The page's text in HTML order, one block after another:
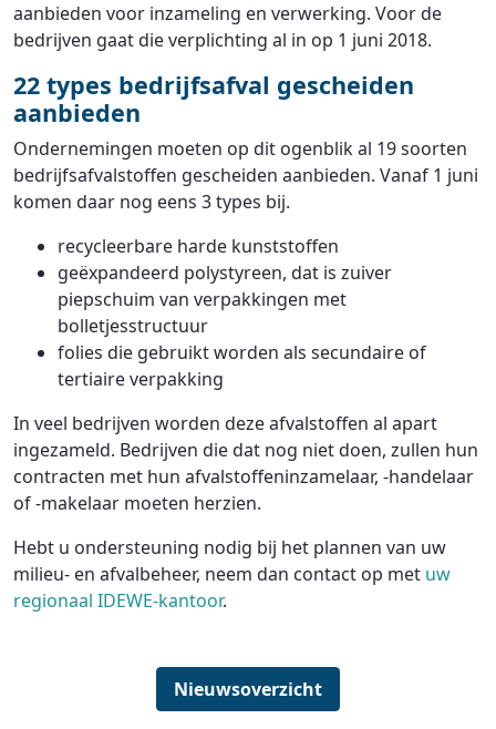
aanbieden voor inzameling en verwerking. Voor de
bedrijven gaat die verplichting al in op 1 juni 2018.
22 types bedrijfsafval gescheiden
aanbieden
Ondernemingen moeten op dit ogenblik al 19 soorten
bedrijfsafvalstoffen gescheiden aanbieden. Vanaf 1 juni
komen daar nog eens 3 types bij.
recycleerbare harde kunststoffen
geëxpandeerd polystyreen, dat is zuiver
piepschuim van verpakkingen met
bolletjesstructuur
folies die gebruikt worden als secundaire of
tertiaire verpakking
In veel bedrijven worden deze afvalstoffen al apart
ingezameld. Bedrijven die dat nog niet doen, zullen hun
contracten met hun afvalstoffeninzamelaar, -handelaar
of -makelaar moeten herzien.
Hebt u ondersteuning nodig bij het plannen van uw
milieu- en afvalbeheer, neem dan contact op met uw
regionaal IDEWE-kantoor.
Nieuwsoverzicht